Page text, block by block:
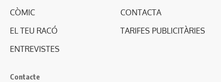
CÒMIC
EL TEU RACÓ
ENTREVISTES
CONTACTA
TARIFES PUBLICITÀRIES
Contacte